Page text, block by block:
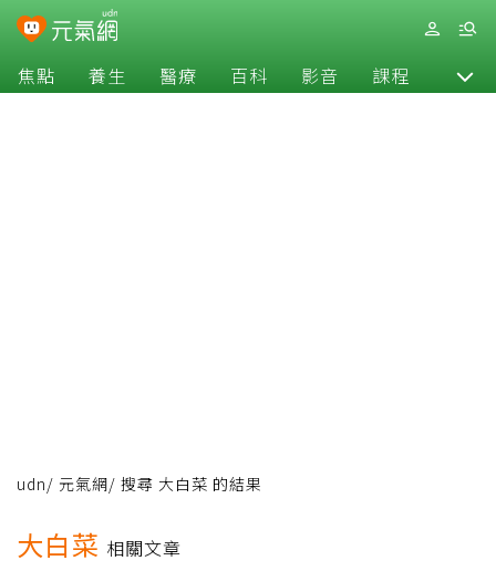
焦點 養生 醫療 百科 影音 課程 退休
udn/ 元氣網/ 搜尋 大白菜 的結果
大白菜 相關文章